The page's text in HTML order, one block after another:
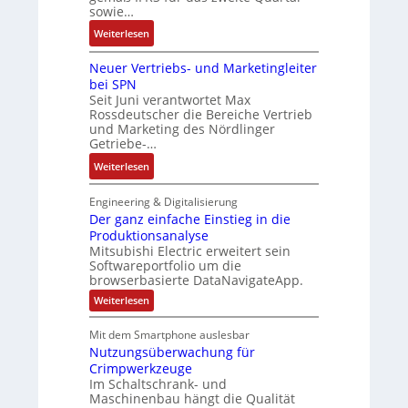
P
o
s
i
t
i
v
e
M
o
m
e
n
t
a
u
f
n
a
d
e
r
l
a
t
o
n
r
F
b
r
i
k
y
s
t
e
m
e
c
i
-
e
s
c
h
ä
f
t
s
f
ü
sowie…
Weiterlesen:
D
a
s
a
u
l
t
S
y
s
t
è
m
e
s
2
-
E
Neuer Vertriebs- und Marketingleiter
bei SPN
Seit Juni verantwortet Max
Rossdeutscher die Bereiche Vertrieb
und Marketing des Nördlinger
Getriebe-…
Weiterlesen:
N
e
u
e
r
V
e
r
t
r
i
e
b
Engineering & Digitalisierung
Der ganz einfache Einstieg in die
Produktionsanalyse
Mitsubishi Electric erweitert sein
Softwareportfolio um die
browserbasierte DataNavigateApp.
Weiterlesen:
D
r
g
a
n
z
e
Mit dem Smartphone auslesbar
Nutzungsüberwachung für
Crimpwerkzeuge
Im Schaltschrank- und
Maschinenbau hängt die Qualität